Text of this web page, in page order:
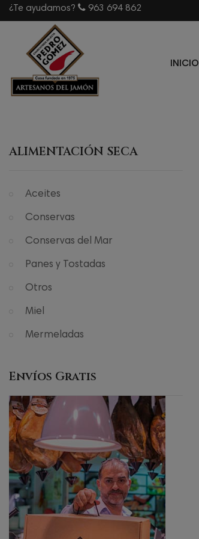
¿Te ayudamos? 963 694 862
INICIO
ALIMENTACIÓN SECA
Aceites
Conservas
Conservas del Mar
Panes y Tostadas
Otros
Miel
Mermeladas
Envíos Gratis